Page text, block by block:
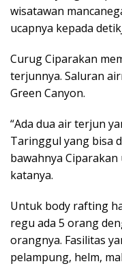
wisatawan
ucapnya kepada
Curug Ciparakan
terjunnya. Saluran
Green Canyon.
“Ada dua air terjun
Taringgul yang bisa
bawahnya
katanya.
Untuk body rafting
regu ada 5 orang
orangnya. Fasilitas
pelampung, helm,